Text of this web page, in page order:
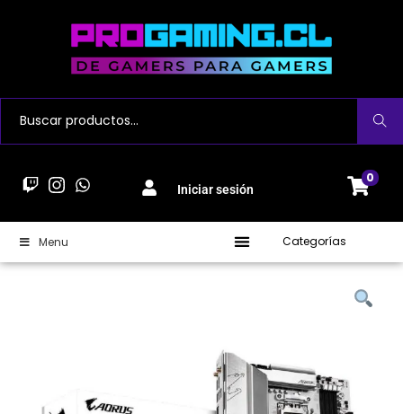
Buscar
Iniciar sesión
0
Menu Categorías